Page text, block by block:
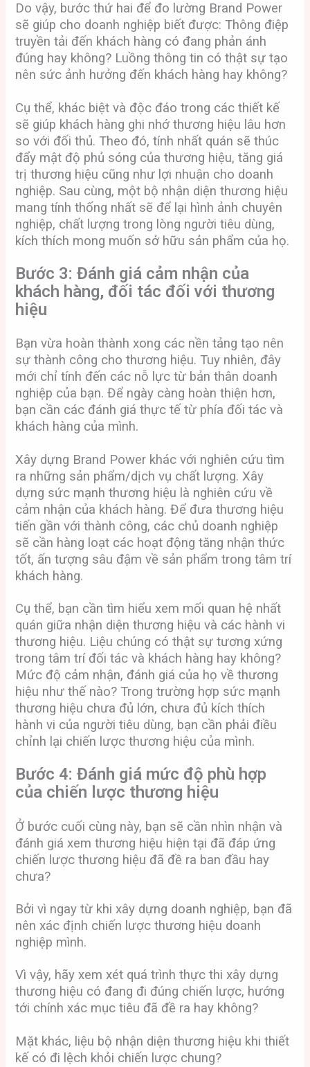
Do vậy, bước thứ hai để đo lường Brand Power
sẽ giúp cho doanh nghiệp biết được: Thông điệp
truyền tải đến khách hàng có đang phản ánh
đúng hay không? Luồng thông tin có thật sự tạo
nên sức ảnh hưởng đến khách hàng hay không?
Cụ thể, khác biệt và độc đáo trong các thiết kế
sẽ giúp khách hàng ghi nhớ thương hiệu lâu hơn
so với đối thủ. Theo đó, tính nhất quán sẽ thúc
đẩy mật độ phủ sóng của thương hiệu, tăng giá
trị thương hiệu cũng như lợi nhuận cho doanh
nghiệp. Sau cùng, một bộ nhận diện thương hiệu
mang tính thống nhất sẽ để lại hình ảnh chuyên
nghiệp, chất lượng trong lòng người tiêu dùng,
kích thích mong muốn sở hữu sản phẩm của họ.
Bước 3: Đánh giá cảm nhận của
khách hàng, đối tác đối với thương
hiệu
Bạn vừa hoàn thành xong các nền tảng tạo nên
sự thành công cho thương hiệu. Tuy nhiên, đây
mới chỉ tính đến các nỗ lực từ bản thân doanh
nghiệp của bạn. Để ngày càng hoàn thiện hơn,
bạn cần các đánh giá thực tế từ phía đối tác và
khách hàng của mình.
Xây dựng Brand Power khác với nghiên cứu tìm
ra những sản phẩm/dịch vụ chất lượng. Xây
dựng sức mạnh thương hiệu là nghiên cứu về
cảm nhận của khách hàng. Để đưa thương hiệu
tiến gần với thành công, các chủ doanh nghiệp
sẽ cần hàng loạt các hoạt động tăng nhận thức
tốt, ấn tượng sâu đậm về sản phẩm trong tâm trí
khách hàng.
Cụ thể, bạn cần tìm hiểu xem mối quan hệ nhất
quán giữa nhận diện thương hiệu và các hành vi
thương hiệu. Liệu chúng có thật sự tương xứng
trong tâm trí đối tác và khách hàng hay không?
Mức độ cảm nhận, đánh giá của họ về thương
hiệu như thế nào? Trong trường hợp sức mạnh
thương hiệu chưa đủ lớn, chưa đủ kích thích
hành vi của người tiêu dùng, bạn cần phải điều
chỉnh lại chiến lược thương hiệu của mình.
Bước 4: Đánh giá mức độ phù hợp
của chiến lược thương hiệu
Ở bước cuối cùng này, bạn sẽ cần nhìn nhận và
đánh giá xem thương hiệu hiện tại đã đáp ứng
chiến lược thương hiệu đã đề ra ban đầu hay
chưa?
Bởi vì ngay từ khi xây dựng doanh nghiệp, bạn đã
nên xác định chiến lược thương hiệu doanh
nghiệp mình.
Vì vậy, hãy xem xét quá trình thực thi xây dựng
thương hiệu có đang đi đúng chiến lược, hướng
tới chính xác mục tiêu đã đề ra hay không?
Mặt khác, liệu bộ nhận diện thương hiệu khi thiết
kế có đi lệch khỏi chiến lược chung?